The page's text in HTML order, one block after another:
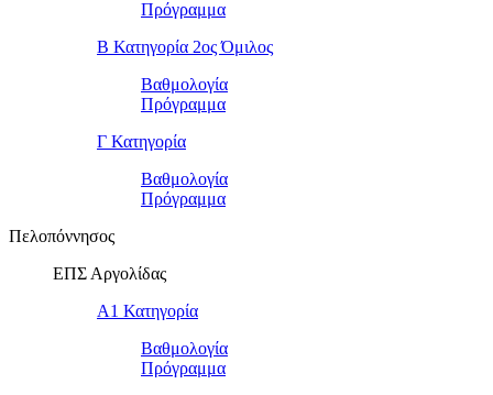
Πρόγραμμα
Β Κατηγορία 2ος Όμιλος
Βαθμολογία
Πρόγραμμα
Γ Κατηγορία
Βαθμολογία
Πρόγραμμα
Πελοπόννησος
ΕΠΣ Αργολίδας
Α1 Κατηγορία
Βαθμολογία
Πρόγραμμα